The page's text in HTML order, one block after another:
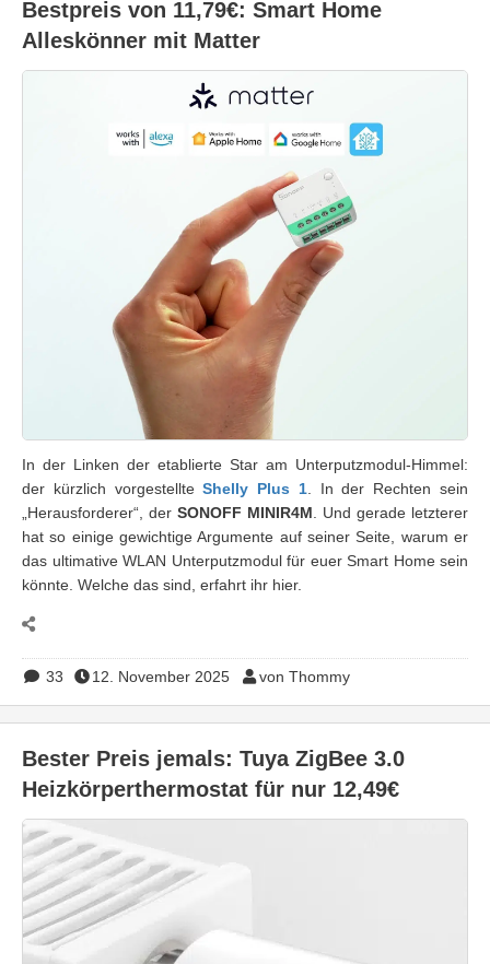
Bestpreis von 11,79€: Smart Home
Alleskönner mit Matter
In der Linken der etablierte Star am Unterputzmodul-Himmel:
der kürzlich vorgestellteShelly Plus 1. In der Rechten sein
„Herausforderer“, der SONOFF MINIR4M. Und gerade letzterer
hat so einige gewichtige Argumente auf seiner Seite, warum er
das ultimative WLAN Unterputzmodul für euer Smart Home sein
könnte. Welche das sind, erfahrt ihr hier.
33 12. November 2025 von Thommy
Bester Preis jemals: Tuya ZigBee 3.0
Heizkörperthermostat für nur 12,49€